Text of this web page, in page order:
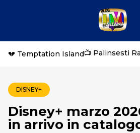
💔 Temptation Island📺 Palinsesti
DISNEY+
Disney+ marzo
in arrivo in